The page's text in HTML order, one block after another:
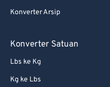
Konverter Arsip
Konverter Satuan
Lbs ke Kg
Kg ke Lbs